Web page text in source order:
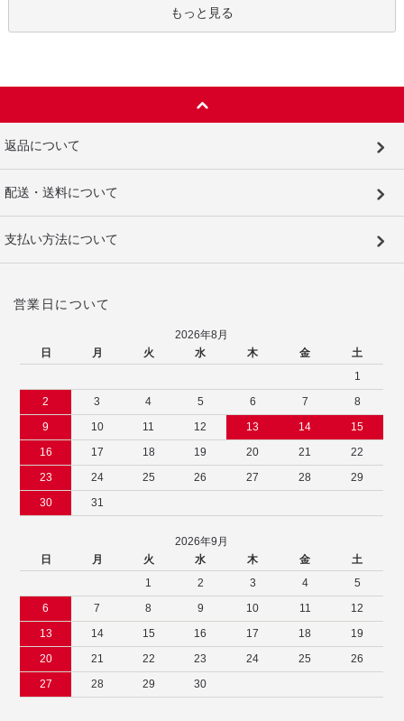
もっと見る
返品について
配送・送料について
支払い方法について
営業日について
2026年8月
日
月 火 水 木 金
土
1
2
3 4 5 6 7
8
9
10 11 12 13 14
15
16
17 18 19 20 21
22
23
24 25 26 27 28
29
30
31
2026年9月
日
月 火 水 木 金
土
1
2 3 4
5
6
7 8 9 10 11
12
13
14 15 16 17 18
19
20
21 22 23 24 25
26
27
28 29 30